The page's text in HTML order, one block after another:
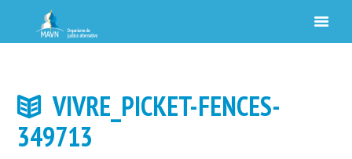
VIVRE_PICKET-FENCES-
349713